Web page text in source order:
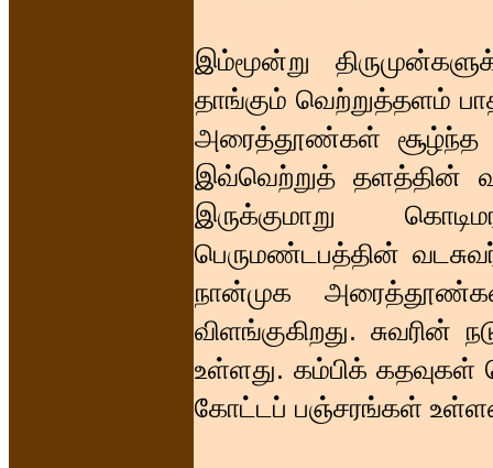
இம்மூன்று
தாங்கும் வெற்றுத்தளம்
அரைத்தூண்கள் சூழ்ந்த
இவ்வெற்றுத் தளத்தின்
இருக்குமாறு
பெருமண்டபத்தின்
நான்முக அரைத்தூண்கள்
விளங்குகிறது. சுவரின்
உள்ளது. கம்பிக் கதவுகள்
கோட்டப் பஞ்சரங்கள்